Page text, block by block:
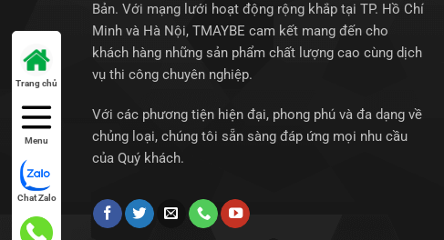
Bản. Với mạng lưới hoạt động rộng khắp tại TP. Hồ Chí
Minh và Hà Nội, TMAYBE cam kết mang đến cho
khách hàng những sản phẩm chất lượng cao cùng dịch
vụ thi công chuyên nghiệp.
Với các phương tiện hiện đại, phong phú và đa dạng về
chủng loại, chúng tôi sẵn sàng đáp ứng mọi nhu cầu
của Quý khách.
Trang chủ
Menu
Chat Zalo